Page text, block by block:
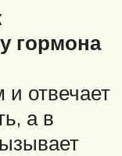
гормона
и отвечает
а в